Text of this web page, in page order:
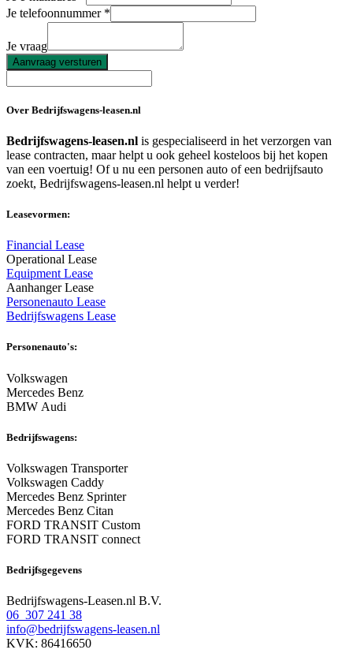
Je telefoonnummer
Je vraag
Aanvraag versturen
Over Bedrijfswagens-leasen.nl
Bedrijfswagens-leasen.nl is gespecialiseerd in het verzorgen van
lease contracten, maar helpt u ook geheel kosteloos bij het kopen
van een voertuig! Of u nu een personen auto of een bedrijfsauto
zoekt, Bedrijfswagens-leasen.nl helpt u verder!
Leasevormen:
Financial Lease
Operational Lease
Equipment Lease
Aanhanger Lease
Personenauto Lease
Bedrijfswagens Lease
Personenauto's:
Volkswagen
Mercedes Benz
BMW Audi
Bedrijfswagens:
Volkswagen Transporter
Volkswagen Caddy
Mercedes Benz Sprinter
Mercedes Benz Citan
FORD TRANSIT Custom
FORD TRANSIT connect
Bedrijfsgegevens
Bedrijfswagens-Leasen.nl B.V.
06 307 241 38
info@bedrijfswagens-leasen.nl
KVK: 86416650